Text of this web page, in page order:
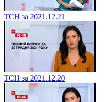
ТСН за 2021.12.21
ТСН за 2021.12.20